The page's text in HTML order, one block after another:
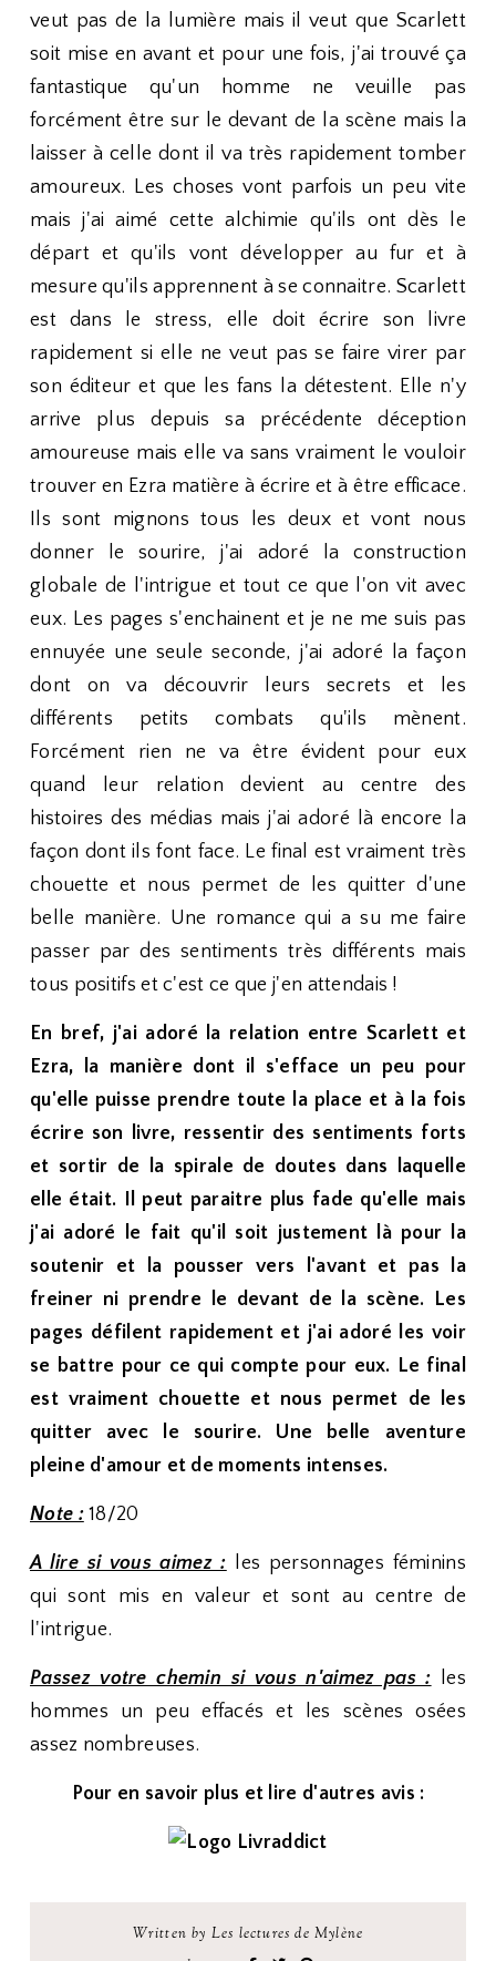
veut pas de la lumière mais il veut que Scarlett
soit mise en avant et pour une fois, j'ai trouvé ça
fantastique qu'un homme ne veuille pas
forcément être sur le devant de la scène mais la
laisser à celle dont il va très rapidement tomber
amoureux. Les choses vont parfois un peu vite
mais j'ai aimé cette alchimie qu'ils ont dès le
départ et qu'ils vont développer au fur et à
mesure qu'ils apprennent à se connaitre. Scarlett
est dans le stress, elle doit écrire son livre
rapidement si elle ne veut pas se faire virer par
son éditeur et que les fans la détestent. Elle n'y
arrive plus depuis sa précédente déception
amoureuse mais elle va sans vraiment le vouloir
trouver en Ezra matière à écrire et à être efficace.
Ils sont mignons tous les deux et vont nous
donner le sourire, j'ai adoré la construction
globale de l'intrigue et tout ce que l'on vit avec
eux. Les pages s'enchainent et je ne me suis pas
ennuyée une seule seconde, j'ai adoré la façon
dont on va découvrir leurs secrets et les
différents petits combats qu'ils mènent.
Forcément rien ne va être évident pour eux
quand leur relation devient au centre des
histoires des médias mais j'ai adoré là encore la
façon dont ils font face. Le final est vraiment très
chouette et nous permet de les quitter d'une
belle manière. Une romance qui a su me faire
passer par des sentiments très différents mais
tous positifs et c'est ce que j'en attendais !
En bref, j'ai adoré la relation entre Scarlett et
Ezra, la manière dont il s'efface un peu pour
qu'elle puisse prendre toute la place et à la fois
écrire son livre, ressentir des sentiments forts
et sortir de la spirale de doutes dans laquelle
elle était. Il peut paraitre plus fade qu'elle mais
j'ai adoré le fait qu'il soit justement là pour la
soutenir et la pousser vers l'avant et pas la
freiner ni prendre le devant de la scène. Les
pages défilent rapidement et j'ai adoré les voir
se battre pour ce qui compte pour eux. Le final
est vraiment chouette et nous permet de les
quitter avec le sourire. Une belle aventure
pleine d'amour et de moments intenses.
Note :18/20
A lire si vous aimez : les personnages féminins
qui sont mis en valeur et sont au centre de
l'intrigue.
Passez votre chemin si vous n'aimez pas : les
hommes un peu effacés et les scènes osées
assez nombreuses.
Pour en savoir plus et lire d'autres avis :
Written by Les lectures de Mylène